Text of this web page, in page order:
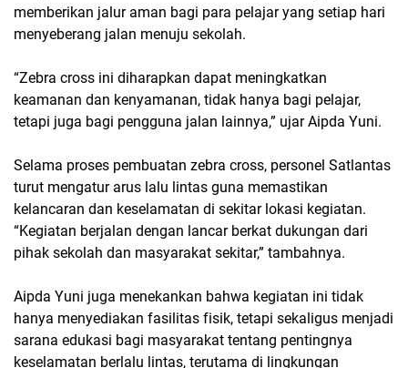
memberikan jalur aman bagi para pelajar yang setiap hari
menyeberang jalan menuju sekolah.
“Zebra cross ini diharapkan dapat meningkatkan
keamanan dan kenyamanan, tidak hanya bagi pelajar,
tetapi juga bagi pengguna jalan lainnya,” ujar Aipda Yuni.
Selama proses pembuatan zebra cross, personel Satlantas
turut mengatur arus lalu lintas guna memastikan
kelancaran dan keselamatan di sekitar lokasi kegiatan.
“Kegiatan berjalan dengan lancar berkat dukungan dari
pihak sekolah dan masyarakat sekitar,” tambahnya.
Aipda Yuni juga menekankan bahwa kegiatan ini tidak
hanya menyediakan fasilitas fisik, tetapi sekaligus menjadi
sarana edukasi bagi masyarakat tentang pentingnya
keselamatan berlalu lintas, terutama di lingkungan